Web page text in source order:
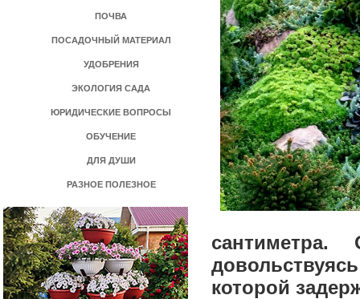
ПОЧВА
ПОСАДОЧНЫЙ МАТЕРИАЛ
УДОБРЕНИЯ
ЭКОЛОГИЯ САДА
ЮРИДИЧЕСКИЕ ВОПРОСЫ
ОБУЧЕНИЕ
ДЛЯ ДУШИ
РАЗНОЕ ПОЛЕЗНОЕ
которой